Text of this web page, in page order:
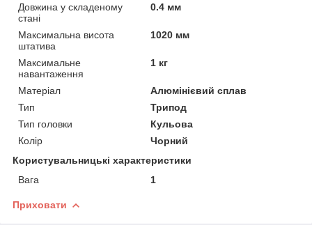
Довжина у складеному
стані
0.4 мм
Максимальна висота
штатива
1020 мм
Максимальне
навантаження
1 кг
Матеріал
Алюмінієвий сплав
Тип
Трипод
Тип головки
Кульова
Колір
Чорний
Користувальницькі характеристики
Вага
1
Приховати